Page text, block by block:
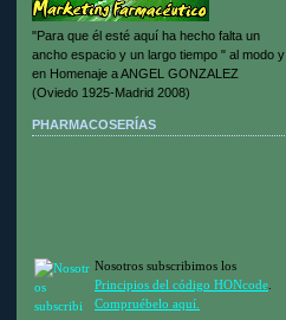
"Para que él esté aquí ha hecho falta un
ancho espacio y un largo tiempo " al modo y
en Homenaje a ANGEL GONZALEZ
(Oviedo 1925-Madrid 2008)
PHARMACOSERÍAS
Nosotros subscribimos los
Principios del código HONcode
Compruébelo aquí.